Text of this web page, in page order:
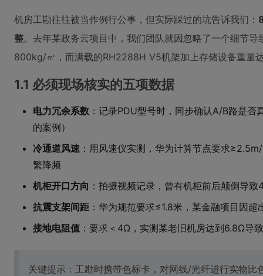
机房工勘往往被当作例行公事，但实际踩过的坑告诉我们：
整。去年某政务云项目中，我们团队就因忽略了一个细节
800kg/㎡，而满载的RH2288H V5机架加上存储设备重量
1.1 必须现场核实的五项数据
电力冗余系数 ：记录PDU型号时，同步确认A/B路是
的案例）
冷通道风速 ：用风速仪实测，华为计算节点要求
繁降频
机柜开口方向 ：拍摄视频记录，曾有机柜前后颠倒导
抗震支架间距 ：华为规范要求≤1.8米，某金融项目因超
接地电阻值 ：要求＜4Ω，实测某老旧机房达到6.8Ω导
关键提示：工勘时携带色标卡，对网线/光纤进行实物